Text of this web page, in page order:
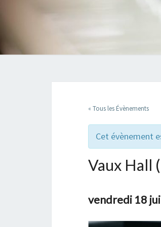
« Tous les Évènements
Cet évènement
Vaux Hall
vendredi 18